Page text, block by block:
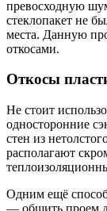
превосходную
стеклопакет не
места. Данную
откосами.
Откосы
Не стоит
односторонние
стен из
располагают
Одним ещё
— обшить проем